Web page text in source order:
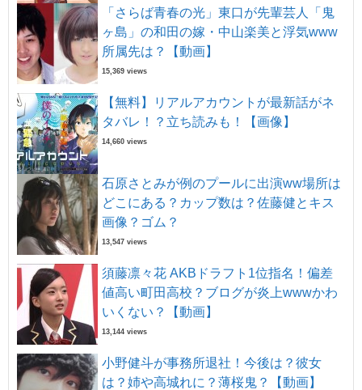
「さらば青春の光」東口が先輩芸人「鬼
ヶ島」の和田の嫁・中山楽美と浮気www
所属先は？【動画】
15,369 views
【無料】リアルアカウントが最新話がネ
タバレ！？立ち読みも！【画像】
14,660 views
石原さとみが例のプールに出演ww場所は
どこにある？カップ数は？佐藤健とキス
画像？ゴム？
13,547 views
須藤凛々花 AKBドラフト1位指名！偏差
値高い町田高校？ブログが炎上wwwかわ
いくない？【動画】
13,144 views
小野健斗が事務所退社！今後は？彼女
は？姉や高城れに？薄桜鬼？【動画】